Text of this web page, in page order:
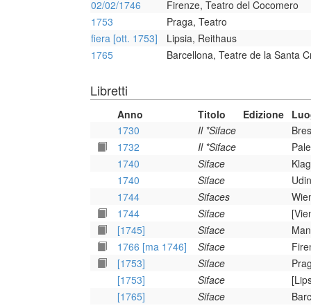
02/02/1746
Firenze, Teatro del Cocomero
1753
Praga, Teatro
fiera [ott. 1753]
Lipsia, Reithaus
1765
Barcellona, Teatre de la Santa
Libretti
Anno Titolo Edizione
1730
Il *Siface
1732
Il *Siface
1740
Siface
1740
Siface
1744
Sifaces
1744
Siface
[1745]
Siface
1766 [ma 1746]
Siface
[1753]
Siface
[1753]
Siface
[1765]
Siface